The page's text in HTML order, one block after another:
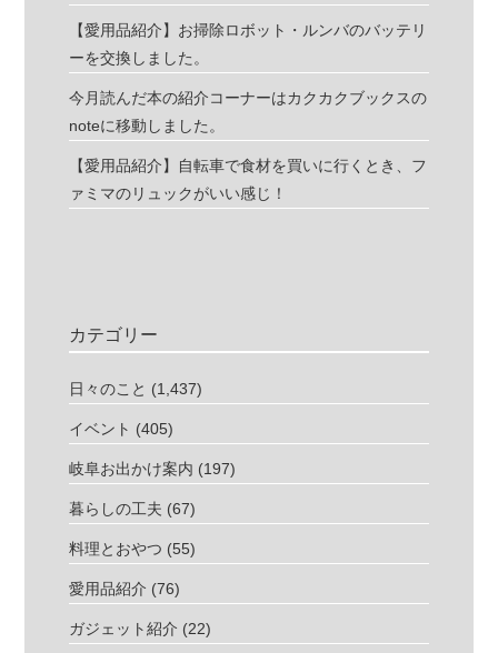
【愛用品紹介】お掃除ロボット・ルンバのバッテリ
ーを交換しました。
今月読んだ本の紹介コーナーはカクカクブックスの
noteに移動しました。
【愛用品紹介】自転車で食材を買いに行くとき、フ
ァミマのリュックがいい感じ！
カテゴリー
日々のこと (1,437)
イベント (405)
岐阜お出かけ案内 (197)
暮らしの工夫 (67)
料理とおやつ (55)
愛用品紹介 (76)
ガジェット紹介 (22)